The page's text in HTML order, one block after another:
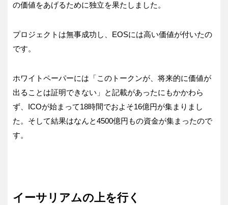
の価値をあげるために独立を果たしました。
プロジェクトは無事成功し、EOSには高い価値が付いたの
です。
ホワイトペーパーには「このトークンが、将来的に価値が
出ることは証明できない」と記載があったにもかかわら
ず、ICOが始まって18時間でおよそ16億円が集まりまし
た。そして結果はなんと4500億円もの資金が集まったので
す。
イーサリアムの上を行く